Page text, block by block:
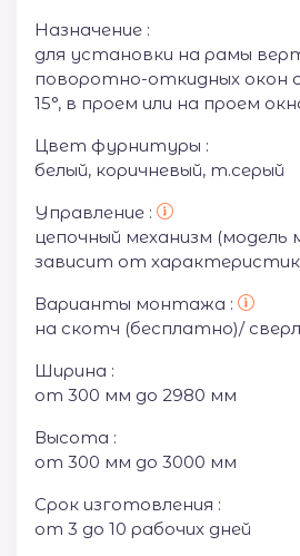
Назначение :
для установки на рамы
поворотно-откидных окон
15°, в проем или на проем
Цвет фурнитуры :
белый, коричневый, т.серый
Управление :
цепочный механизм (модель
зависит от характеристик
Варианты монтажа :
на скотч (бесплатно)/
Ширина :
от 300 мм до 2980 мм
Высота :
от 300 мм до 3000 мм
Срок изготовления :
от 3 до 10 рабочих дней